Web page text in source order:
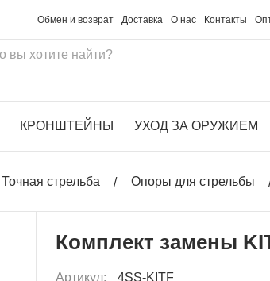
Обмен и возврат Доставка О нас Контакты
КРОНШТЕЙНЫ УХОД ЗА ОРУЖИЕМ
Точная стрельба Опоры для стрельбы
Комплект замены
Артикул: 4SS-KITF